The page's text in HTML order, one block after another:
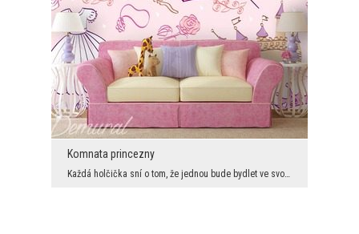
Komnata princezny
Každá holčička sní o tom, že jednou bude bydlet ve svojí vlastní komnatě, kde by mohla mít své vě...